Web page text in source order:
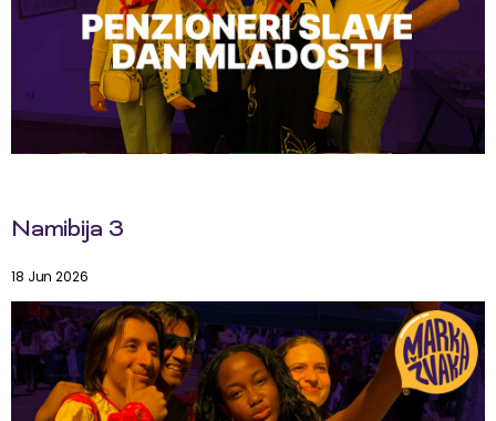
Namibija 3
18 Jun 2026